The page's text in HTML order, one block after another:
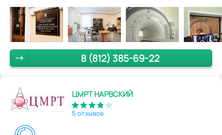
8 (812) 385-69-22
ЦМРТ НАРВСКИЙ
5 отзывов